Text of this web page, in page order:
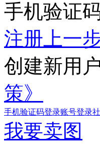
手机验证
注册 上一
创建新用
策》
手机验证码登录账号登录
我要卖图